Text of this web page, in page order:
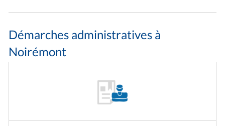
Démarches administratives à
Noirémont